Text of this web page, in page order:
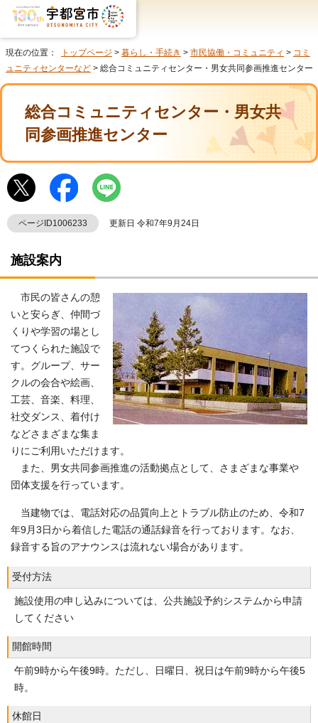
現在の位置： トップページ > 暮らし・手続き > 市民協働・コミュニティ > コミ
ュニティセンターなど > 総合コミュニティセンター・男女共同参画推進センター
総合コミュニティセンター・男女共
同参画推進センター
ページID1006233 更新日 令和7年9月24日
施設案内
市民の皆さんの憩
いと安らぎ、仲間づ
くりや学習の場とし
てつくられた施設で
す。グループ、サー
クルの会合や絵画、
工芸、音楽、料理、
社交ダンス、着付け
などさまざまな集ま
りにご利用いただけます。
また、男女共同参画推進の活動拠点として、さまざまな事業や
団体支援を行っています。
当建物では、電話対応の品質向上とトラブル防止のため、令和7
年9月3日から着信した電話の通話録音を行っております。なお、
録音する旨のアナウンスは流れない場合があります。
受付方法
施設使用の申し込みについては、公共施設予約システムから申請
してください
開館時間
午前9時から午後9時。ただし、日曜日、祝日は午前9時から午後5
時。
休館日